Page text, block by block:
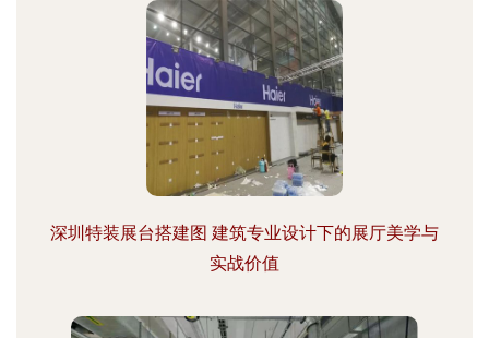
深圳特装展台搭建图 建筑专业设计下的展厅美学与
实战价值